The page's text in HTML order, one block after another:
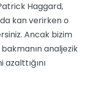
Haggard,
kan verirken o
Ancak bizim
analjezik